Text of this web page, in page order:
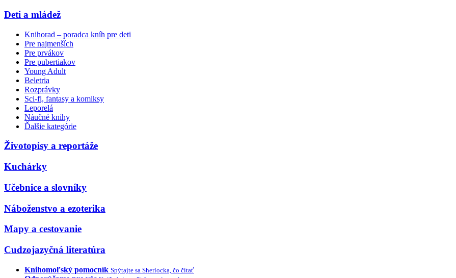
Deti a mládež
Knihorad – poradca kníh pre deti
Pre najmenších
Pre prvákov
Pre pubertiakov
Young Adult
Beletria
Rozprávky
Sci-fi, fantasy a komiksy
Leporelá
Náučné knihy
Ďalšie kategórie
Životopisy a reportáže
Kuchárky
Učebnice a slovníky
Náboženstvo a ezoterika
Mapy a cestovanie
Cudzojazyčná literatúra
Knihomoľský pomocník Spýtajte sa Sherlocka, čo čítať